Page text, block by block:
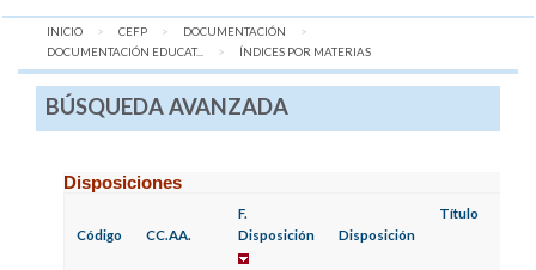
INICIO CEFP
DOCUMENTACIÓN
DOCUMENTACIÓN EDUCAT...
AQUÍ:
ÍNDICES POR MATERIAS
BÚSQUEDA AVANZADA
Disposiciones
Código CC.AA.
F.
Disposición
Disposición
Título